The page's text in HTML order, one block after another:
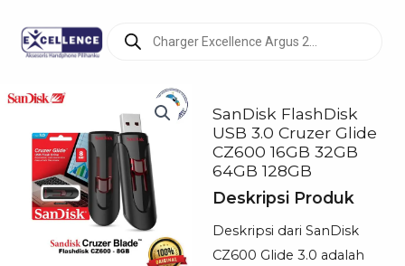
search
SanDisk FlashDisk
USB 3.0 Cruzer Glide
CZ600 16GB 32GB
64GB 128GB
Deskripsi Produk
Deskripsi dari SanDisk
CZ600 Glide 3.0 adalah